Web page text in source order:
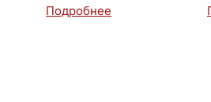
глобальном уровне, так и в
отдельных странах. В